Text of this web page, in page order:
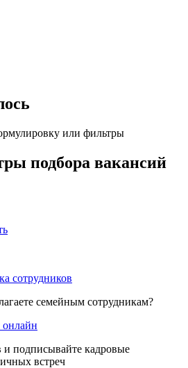
или фильтры
подбора вакансий
сотрудников
семейным сотрудникам?
онлайн
и подписывайте кадровые
встреч